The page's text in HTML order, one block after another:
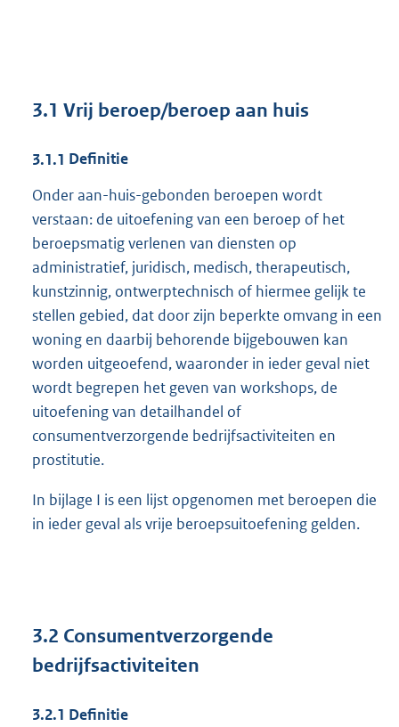
3.1 Vrij beroep/beroep aan huis
3.1.1 Definitie
Onder aan-huis-gebonden beroepen wordt
verstaan: de uitoefening van een beroep of het
beroepsmatig verlenen van diensten op
administratief, juridisch, medisch, therapeutisch,
kunstzinnig, ontwerptechnisch of hiermee gelijk te
stellen gebied, dat door zijn beperkte omvang in een
woning en daarbij behorende bijgebouwen kan
worden uitgeoefend, waaronder in ieder geval niet
wordt begrepen het geven van workshops, de
uitoefening van detailhandel of
consumentverzorgende bedrijfsactiviteiten en
prostitutie.
In bijlage I is een lijst opgenomen met beroepen die
in ieder geval als vrije beroepsuitoefening gelden.
3.2 Consumentverzorgende
bedrijfsactiviteiten
3.2.1 Definitie